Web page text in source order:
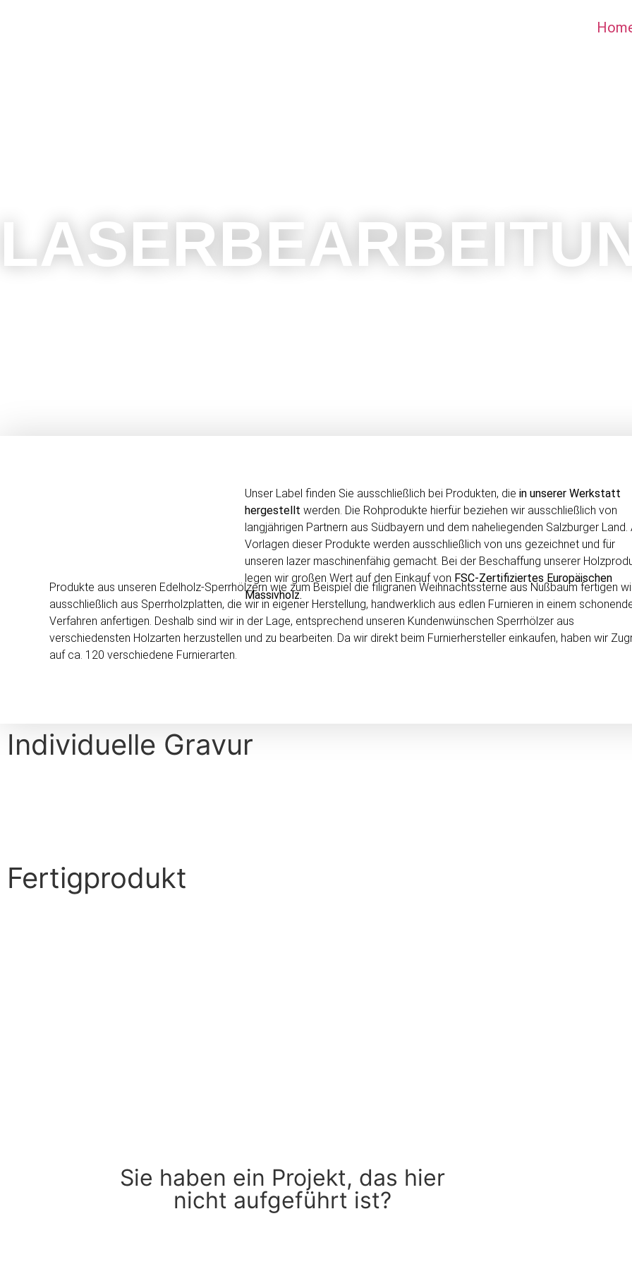
Unser Label finden Sie ausschließlich bei Produkten, die in unserer Werkstatt
hergestellt werden. Die Rohprodukte hierfür beziehen wir ausschließlich von
langjährigen Partnern aus Südbayern und dem naheliegenden Salzburger Land.
Vorlagen dieser Produkte werden ausschließlich von uns gezeichnet und für
unseren lazer maschinenfähig gemacht. Bei der Beschaffung unserer
legen wir großen Wert auf den Einkauf von FSC-Zertifiziertes Europäischen
Massivholz.
Produkte aus unseren Edelholz-Sperrhölzern wie zum Beispiel die filigranen Weihnachtssterne aus Nußbaum fertigen
ausschließlich aus Sperrholzplatten, die wir in eigener Herstellung, handwerklich aus edlen Furnieren in einem
Verfahren anfertigen. Deshalb sind wir in der Lage, entsprechend unseren Kundenwünschen Sperrhölzer aus
verschiedensten Holzarten herzustellen und zu bearbeiten. Da wir direkt beim Furnierhersteller einkaufen, haben wir
auf ca. 120 verschiedene Furnierarten.
Individuelle Gravur
Fertigprodukt
Sie haben ein Projekt, das hier
nicht aufgeführt ist?